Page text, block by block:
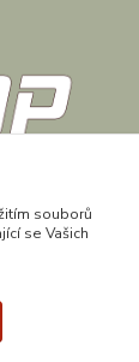
souborů
se Vašich